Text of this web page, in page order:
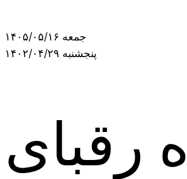
جمعه ۱۴۰۵/۰۵/۱۶
پنجشنبه ۱۴۰۲/۰۴/۲۹
رقبای